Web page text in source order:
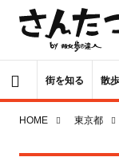
街を知る 散
HOME 東京都